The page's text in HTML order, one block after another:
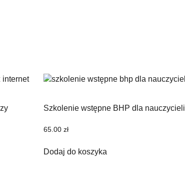
Szkolenie wstępne BHP dla nauczycieli
65.00 zł
Dodaj do koszyka